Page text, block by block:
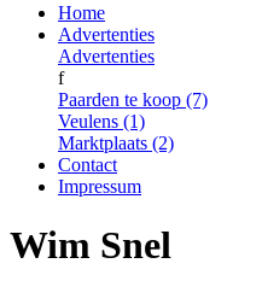
Home
Advertenties
Advertenties
f
Paarden te koop (7)
Veulens (1)
Marktplaats (2)
Contact
Impressum
Wim Snel